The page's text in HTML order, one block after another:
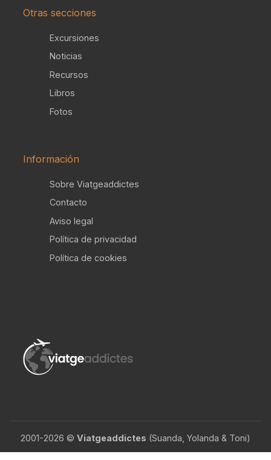
Otras secciones
Excursiones
Noticias
Recursos
Libros
Fotos
Información
Sobre Viatgeaddictes
Contacto
Aviso legal
Política de privacidad
Política de cookies
2001-2026 © Viatgeaddictes (Suanda, Yolanda & Toni)